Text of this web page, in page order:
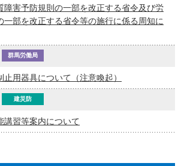
障害予防規則の一部を改正する省令及び労
一部を改正する省令等の施行に係る周知に
群馬労働局
用器具について（注意喚起）
建災防
講習等案内について